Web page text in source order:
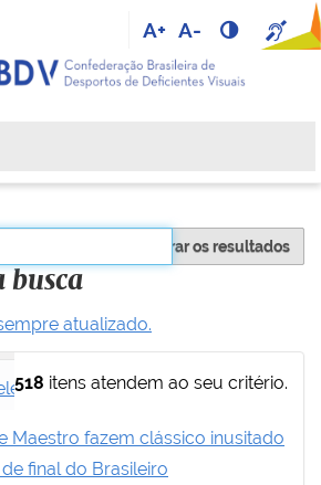
A+ A-
Filtrar os resultados
busca
atualizado.
518 itens atendem ao seu critério.
data (mais recente
Maestro fazem clássico inusitado
final do Brasileiro